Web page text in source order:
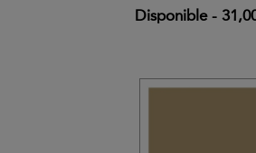
Disponible-